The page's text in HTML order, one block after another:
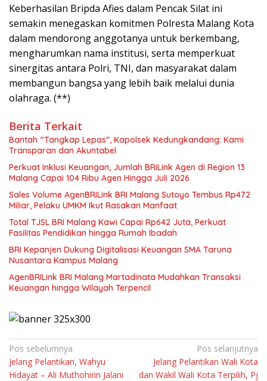
Keberhasilan Bripda Afies dalam Pencak Silat ini
semakin menegaskan komitmen Polresta Malang Kota
dalam mendorong anggotanya untuk berkembang,
mengharumkan nama institusi, serta memperkuat
sinergitas antara Polri, TNI, dan masyarakat dalam
membangun bangsa yang lebih baik melalui dunia
olahraga. (**)
Berita Terkait
Bantah “Tangkap Lepas”, Kapolsek Kedungkandang: Kami
Transparan dan Akuntabel
Perkuat Inklusi Keuangan, Jumlah BRILink Agen di Region 13
Malang Capai 104 Ribu Agen Hingga Juli 2026
Sales Volume AgenBRILink BRI Malang Sutoyo Tembus Rp472
Miliar, Pelaku UMKM Ikut Rasakan Manfaat
Total TJSL BRI Malang Kawi Capai Rp642 Juta, Perkuat
Fasilitas Pendidikan hingga Rumah Ibadah
BRI Kepanjen Dukung Digitalisasi Keuangan SMA Taruna
Nusantara Kampus Malang
AgenBRILink BRI Malang Martadinata Mudahkan Transaksi
Keuangan hingga Wilayah Terpencil
Navigasi
pos
Pos sebelumnya
Jelang Pelantikan, Wahyu
Hidayat – Ali Muthohirin Jalani
Pos selanjutnya
Jelang Pelantikan Wali Kota
dan Wakil Wali Kota Terpilih, Pj